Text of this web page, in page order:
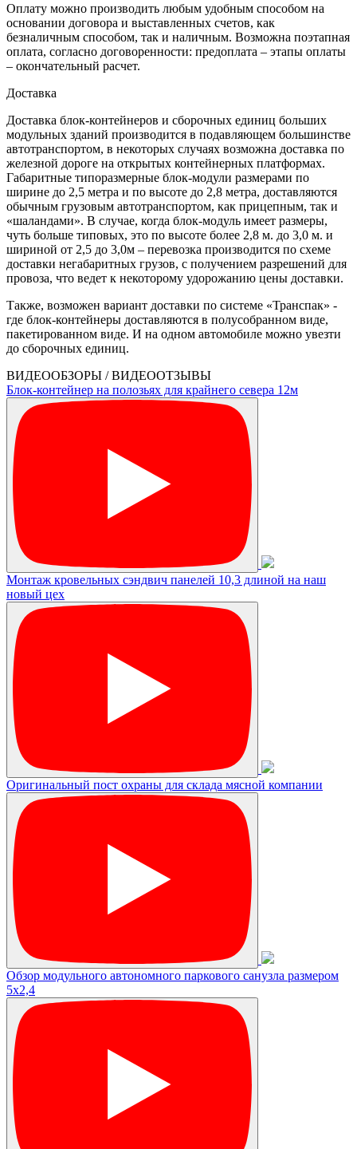
Оплату можно производить любым удобным способом на
основании договора и выставленных счетов, как
безналичным способом, так и наличным. Возможна поэтапная
оплата, согласно договоренности: предоплата – этапы оплаты
– окончательный расчет.
Доставка
Доставка блок-контейнеров и сборочных единиц больших
модульных зданий производится в подавляющем большинстве
автотранспортом, в некоторых случаях возможна доставка по
железной дороге на открытых контейнерных платформах.
Габаритные типоразмерные блок-модули размерами по
ширине до 2,5 метра и по высоте до 2,8 метра, доставляются
обычным грузовым автотранспортом, как прицепным, так и
«шаландами». В случае, когда блок-модуль имеет размеры,
чуть больше типовых, это по высоте более 2,8 м. до 3,0 м. и
шириной от 2,5 до 3,0м – перевозка производится по схеме
доставки негабаритных грузов, с получением разрешений для
провоза, что ведет к некоторому удорожанию цены доставки.
Также, возможен вариант доставки по системе «Транспак» -
где блок-контейнеры доставляются в полусобранном виде,
пакетированном виде. И на одном автомобиле можно увезти
до сборочных единиц.
ВИДЕООБЗОРЫ / ВИДЕООТЗЫВЫ
Блок-контейнер на полозьях для крайнего севера 12м
Монтаж кровельных сэндвич панелей 10,3 длиной на наш
новый цех
Оригинальный пост охраны для склада мясной компании
Обзор модульного автономного паркового санузла размером
5х2,4